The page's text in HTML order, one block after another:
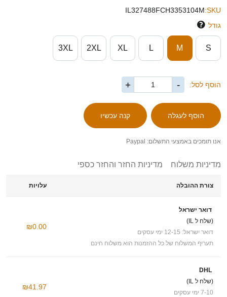
SKU:
IL327488FCH3353104M
גודל
S
M
L
XL
2XL
3XL
הוסף לסל: -
+
אנו תומכים באמצעי התשלום: Paypal
מדיניות משלוח מדיניות החזר והחזר כספי
צורת ההובלה עלויות
דואר ישראל
(שלח ל IL)
דואר ישראל: 12-15 ימי עסקים
תעריף המשלוח של כל ההזמנות הוא משלוח חינם
₪0.00
DHL
(שלח ל IL)
7-10 ימי עסקים
₪41.97